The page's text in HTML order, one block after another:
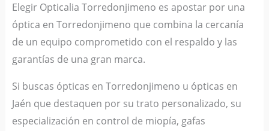
Elegir Opticalia Torredonjimeno es apostar por una
óptica en Torredonjimeno que combina la cercanía
de un equipo comprometido con el respaldo y las
garantías de una gran marca.
Si buscas ópticas en Torredonjimeno u ópticas en
Jaén que destaquen por su trato personalizado, su
especialización en control de miopía, gafas